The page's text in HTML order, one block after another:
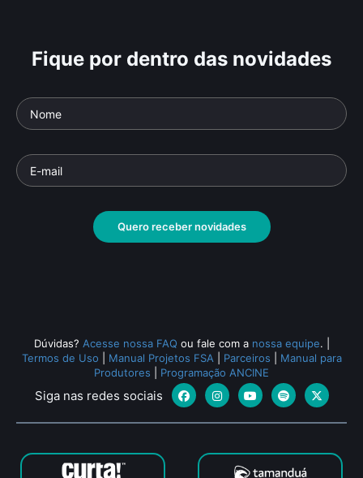
Fique por dentro das novidades
Quero receber novidades
Dúvidas? Acesse nossa FAQ ou fale com a nossa equipe.
Termos de Uso
Manual Projetos FSA Parceiros
Manual para
Produtores
Programação ANCINE
Siga nas redes sociais